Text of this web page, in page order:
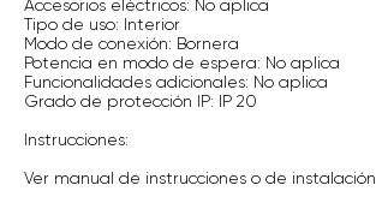
Accesorios eléctricos: No aplica
Tipo de uso: Interior
Modo de conexión: Bornera
Potencia en modo de espera: No aplica
Funcionalidades adicionales: No aplica
Grado de protección IP: IP 20
Instrucciones:
Ver manual de instrucciones o de instalación